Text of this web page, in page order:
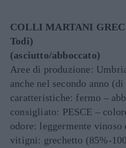
COLLI MARTANI
Todi)
(asciutto/abboccato)
Aree di produzione:
anche nel secondo anno
caratteristiche: fermo –
consigliato: PESCE –
odore: leggermente
vitigni: grechetto (85%-